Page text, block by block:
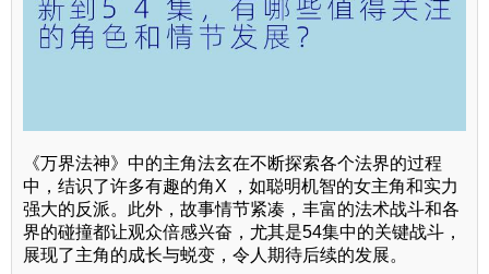
《万界法神》中的主角法玄在不断探索各个法界的过程
中，结识了许多有趣的角X ，如聪明机智的女主角和实力
强大的反派。此外，故事情节紧凑，丰富的法术战斗和各
界的碰撞都让观众倍感兴奋，尤其是54集中的关键战斗，
展现了主角的成长与蜕变，令人期待后续的发展。